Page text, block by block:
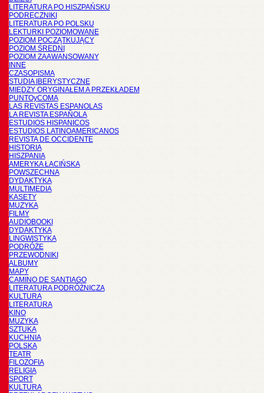
LITERATURA PO HISZPAŃSKU
PODRĘCZNIKI
LITERATURA PO POLSKU
LEKTURKI POZIOMOWANE
POZIOM POCZĄTKUJĄCY
POZIOM ŚREDNI
POZIOM ZAAWANSOWANY
INNE
CZASOPISMA
STUDIA IBERYSTYCZNE
MIĘDZY ORYGINAŁEM A PRZEKŁADEM
PUNTOyCOMA
LAS REVISTAS ESPANOLAS
LA REVISTA ESPAÑOLA
ESTUDIOS HISPANICOS
ESTUDIOS LATINOAMERICANOS
REVISTA DE OCCIDENTE
HISTORIA
HISZPANIA
AMERYKA ŁACIŃSKA
POWSZECHNA
DYDAKTYKA
MULTIMEDIA
KASETY
MUZYKA
FILMY
AUDIOBOOKI
DYDAKTYKA
LINGWISTYKA
PODRÓŻE
PRZEWODNIKI
ALBUMY
MAPY
CAMINO DE SANTIAGO
LITERATURA PODRÓŻNICZA
KULTURA
LITERATURA
KINO
MUZYKA
SZTUKA
KUCHNIA
POLSKA
TEATR
FILOZOFIA
RELIGIA
SPORT
KULTURA